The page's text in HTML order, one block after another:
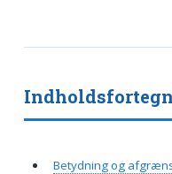
Betydning og